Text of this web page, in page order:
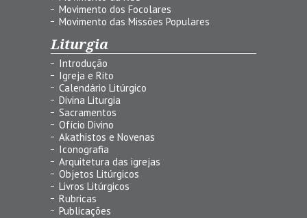
Movimento dos Focolares
Movimento das Missões Populares
Liturgia
Introdução
Igreja e Rito
Calendário Litúrgico
Divina Liturgia
Sacramentos
Ofício Divino
Akathistos e Novenas
Iconografia
Arquitetura das igrejas
Objetos Litúrgicos
Livros Litúrgicos
Rubricas
Publicações